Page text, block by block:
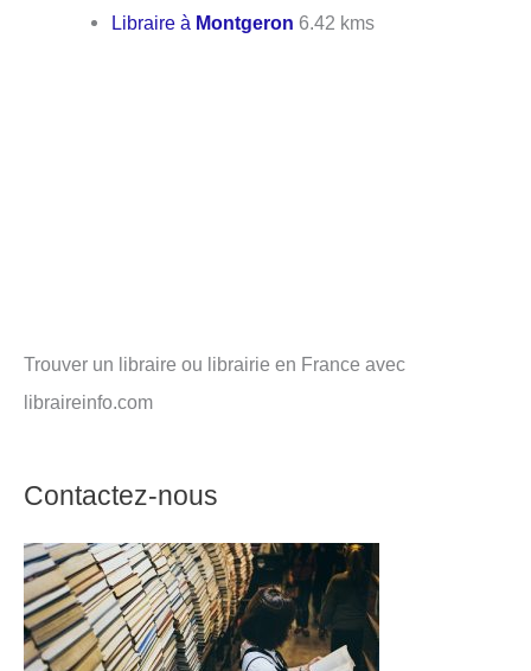
Libraire à Montgeron 6.42 kms
Trouver un libraire ou librairie en France avec
libraireinfo.com
Contactez-nous